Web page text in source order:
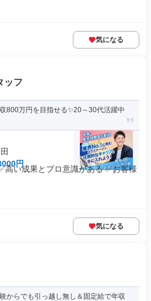
気になる
ッフ
800万円を目指せる✨20～30代活躍中
円
高い成果とプロ意識がある ✅お客様
気になる
からでも引っ越し無し＆固定給で年収